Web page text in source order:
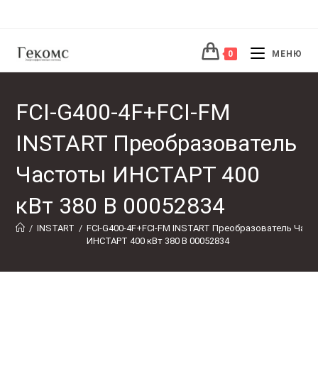
0 МЕНЮ
FCI-G400-4F+FCI-FM
INSTART Преобразователь
Частоты ИНСТАРТ 400
кВт 380 В 00052834
/ INSTART / FCI-G400-4F+FCI-FM INSTART Преобразователь
ИНСТАРТ 400 кВт 380 В 00052834